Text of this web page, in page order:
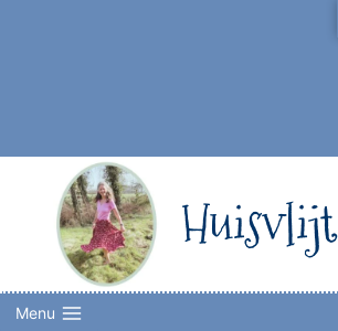
Huisvlijt
Menu